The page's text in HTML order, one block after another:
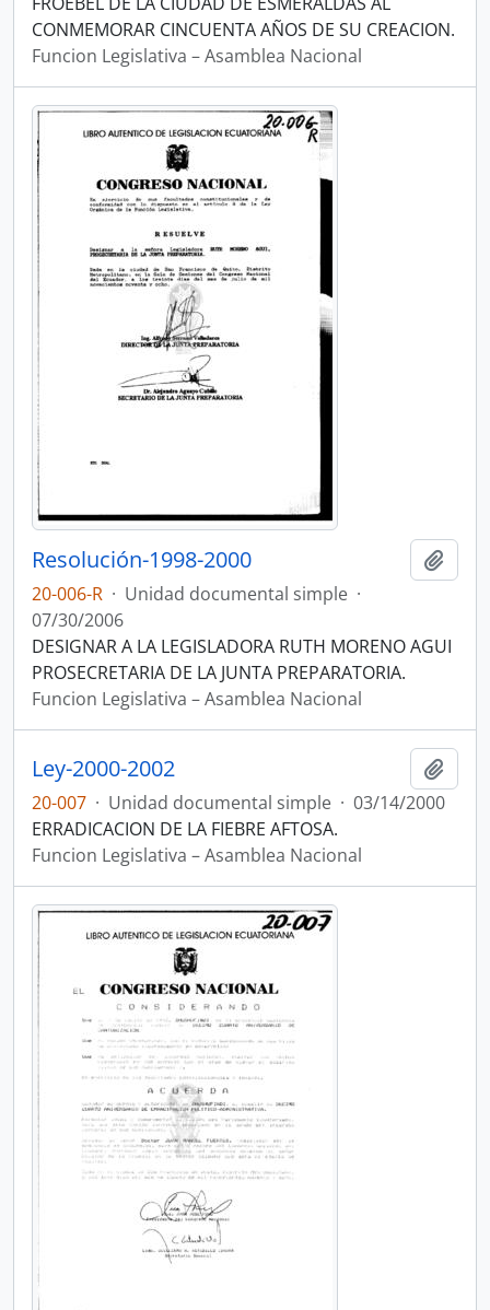
CONMEMORAR CINCUENTA AÑOS DE SU CREACION.
Funcion Legislativa – Asamblea Nacional
Resolución-1998-2000
20-006-R · Unidad documental simple ·
07/30/2006
DESIGNAR A LA LEGISLADORA RUTH MORENO AGUI
PROSECRETARIA DE LA JUNTA PREPARATORIA.
Funcion Legislativa – Asamblea Nacional
Ley-2000-2002
20-007 · Unidad documental simple · 03/14/2000
ERRADICACION DE LA FIEBRE AFTOSA.
Funcion Legislativa – Asamblea Nacional